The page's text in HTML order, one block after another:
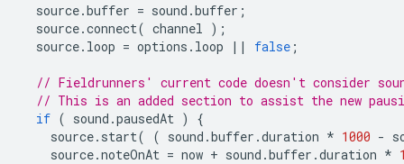
source.buffer = sound .buffer ;
source.connect( channel );
source. loop = options . loop || false ;
// Fieldrunners' current code doesn't consider
// This is an added section to assist the new
if ( sound .pausedAt )
{
source. start( ( sound .buffer .duration * 1000 -
source.noteOnAt = now + sound .buffer .duration *